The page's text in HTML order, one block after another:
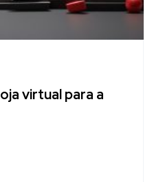
virtual para a